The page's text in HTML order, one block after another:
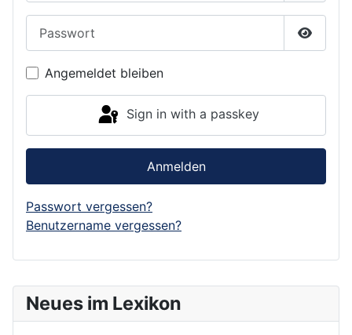
Neues im Lexikon
Show
Angemeldet bleiben
Sign in with a passkey
Anmelden
Passwort vergessen?
Benutzername vergessen?